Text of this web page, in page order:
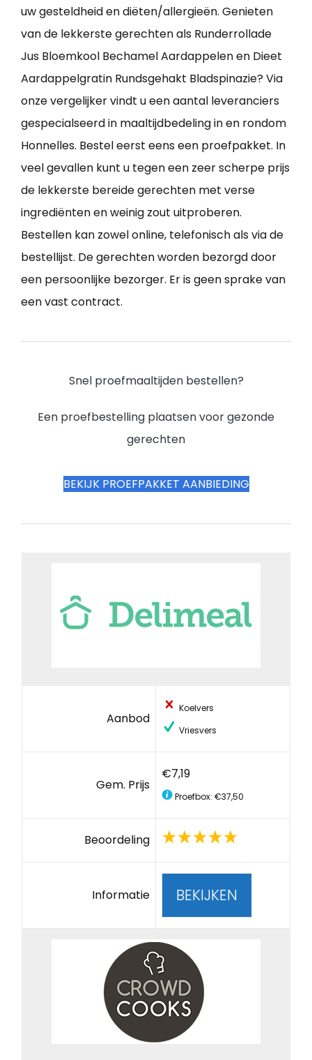
uw gesteldheid en diëten/allergieën. Genieten
van de lekkerste gerechten als Runderrollade
Jus Bloemkool Bechamel Aardappelen en Dieet
Aardappelgratin Rundsgehakt Bladspinazie? Via
onze vergelijker vindt u een aantal leveranciers
gespecialseerd in maaltijdbedeling in en rondom
Honnelles. Bestel eerst eens een proefpakket. In
veel gevallen kunt u tegen een zeer scherpe prijs
de lekkerste bereide gerechten met verse
ingrediënten en weinig zout uitproberen.
Bestellen kan zowel online, telefonisch als via de
bestellijst. De gerechten worden bezorgd door
een persoonlijke bezorger. Er is geen sprake van
een vast contract.
Snel proefmaaltijden bestellen?
Een proefbestelling plaatsen voor gezonde
gerechten
BEKIJK PROEFPAKKET AANBIEDING
Aanbod
Koelvers
Vriesvers
Gem. Prijs
€7,19
Proefbox: €37,50
Beoordeling
Informatie BEKIJKEN